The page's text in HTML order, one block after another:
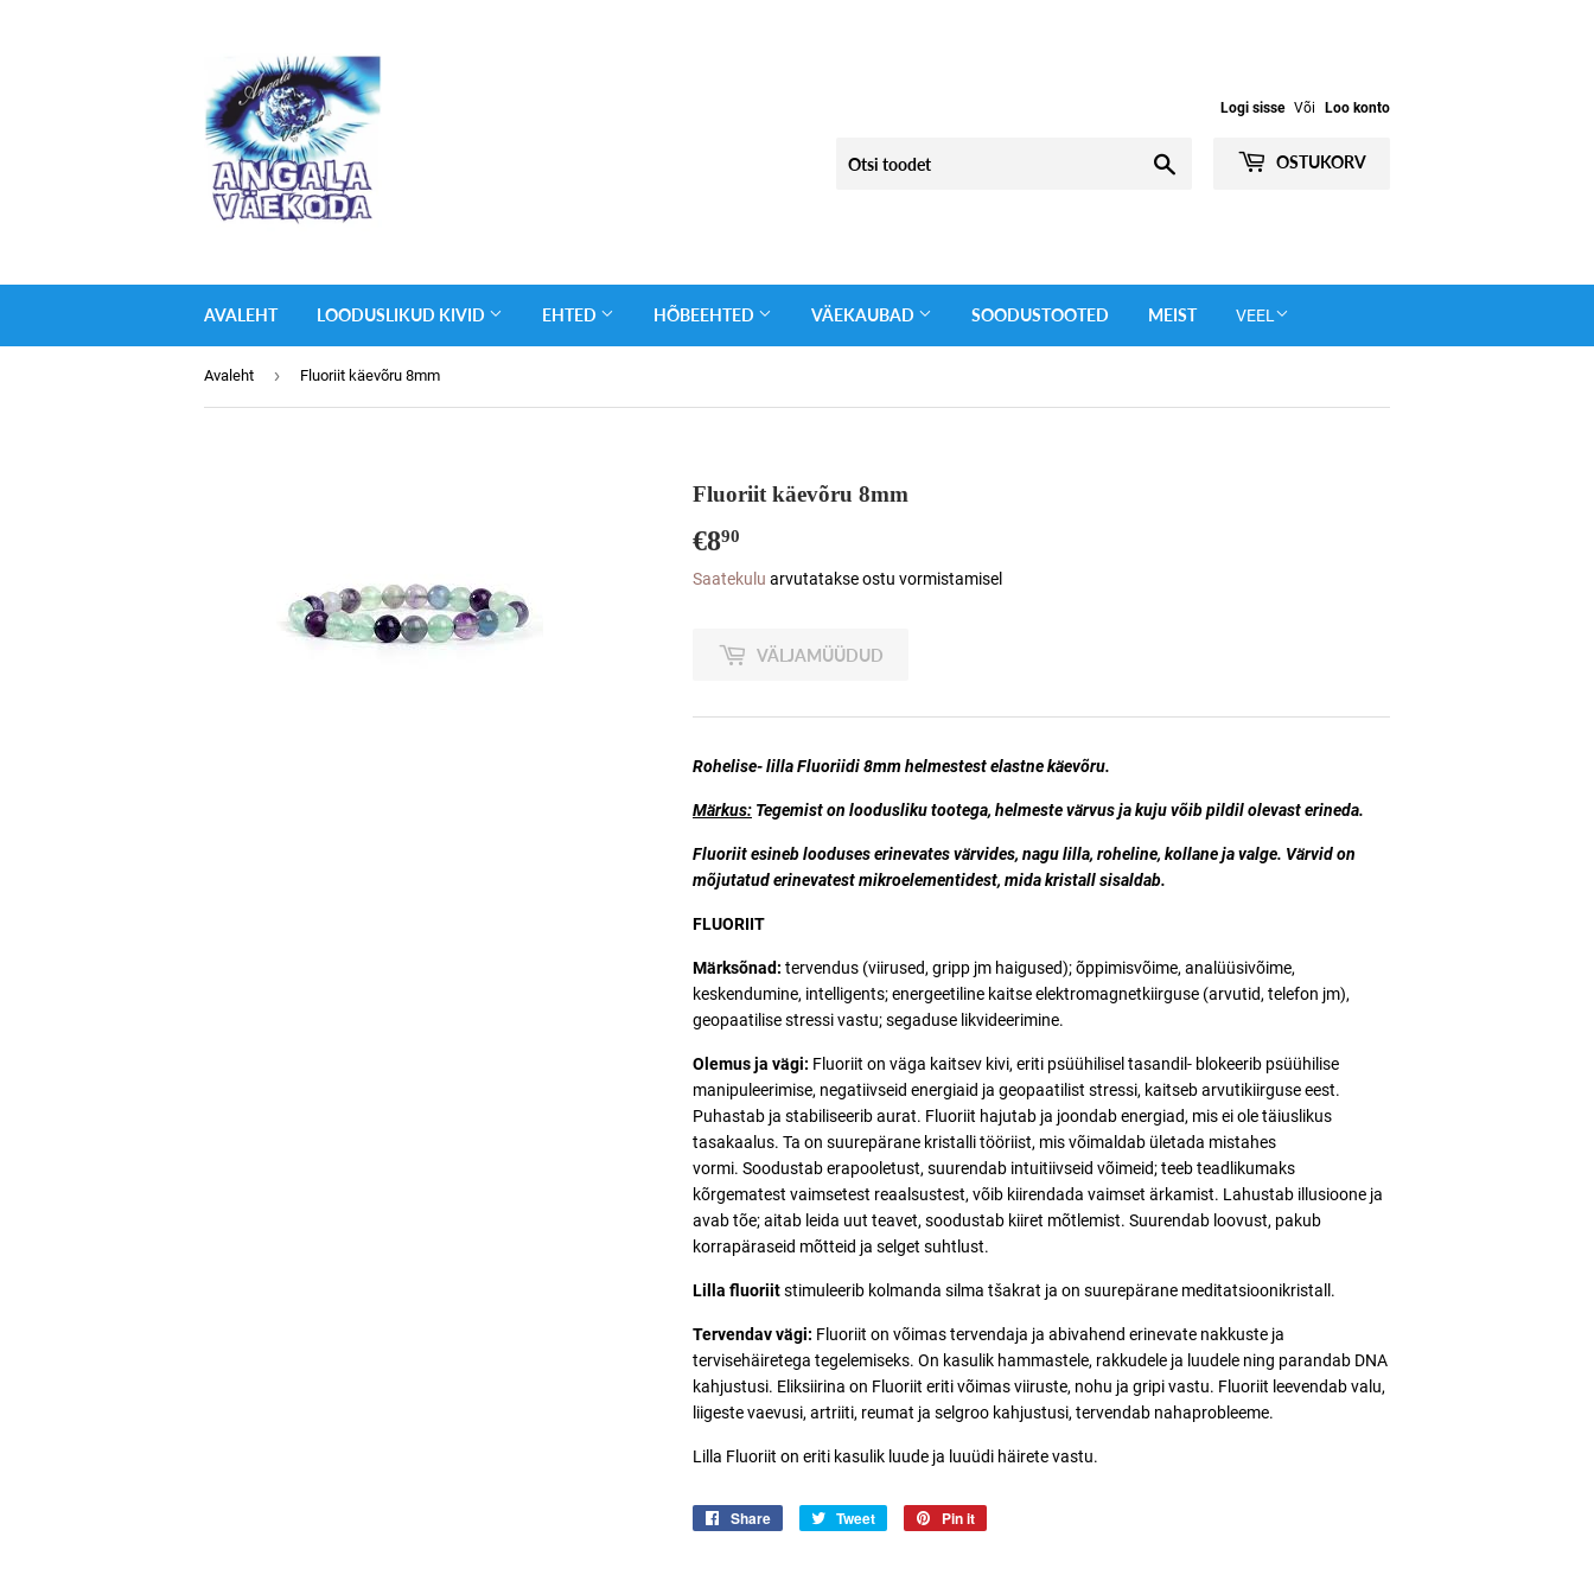
Logi sisse Või Loo konto
OSTUKORV
AVALEHT LOODUSLIKUD KIVID EHTED HÕBEEHTED VÄEKAUBAD SOODUSTOOTED MEIST VEEL
Avaleht › Fluoriit käevõru 8mm
Fluoriit käevõru 8mm
€890
Saatekulu arvutatakse ostu vormistamisel
VÄLJAMÜÜDUD
Rohelise- lilla Fluoriidi 8mm helmestestelastne käevõru.
Märkus: Tegemist on loodusliku tootega, helmeste värvus ja kuju võib pildil olevast erineda.
Fluoriitesineb looduses erinevates värvides, nagu lilla, roheline, kollane ja valge. Värvid on
mõjutatud erinevatest mikroelementidest, mida kristall sisaldab.
FLUORIIT
Märksõnad: tervendus (viirused, gripp jm haigused); õppimisvõime, analüüsivõime,
keskendumine, intelligents; energeetiline kaitse elektromagnetkiirguse (arvutid, telefon jm),
geopaatilise stressi vastu; segaduse likvideerimine.
Olemus ja vägi: Fluoriit on väga kaitsev kivi, eriti psüühilisel tasandil- blokeerib psüühilise
manipuleerimise, negatiivseid energiaid ja geopaatilist stressi, kaitseb arvutikiirguse eest.
Puhastab ja stabiliseerib aurat. Fluoriit hajutab ja joondab energiad, mis ei ole täiuslikus
tasakaalus. Ta on suurepärane kristalli tööriist, mis võimaldab ületada mistahes
vormi. Soodustab erapooletust, suurendab intuitiivseid võimeid; teeb teadlikumaks
kõrgematest vaimsetest reaalsustest, võib kiirendada vaimset ärkamist. Lahustab illusioone ja
avab tõe; aitab leida uut teavet, soodustab kiiret mõtlemist. Suurendab loovust, pakub
korrapäraseid mõtteid ja selget suhtlust.
Lilla fluoriitstimuleerib kolmanda silma tšakrat ja on suurepärane meditatsioonikristall.
Tervendav vägi: Fluoriit on võimas tervendaja ja abivahend erinevate nakkuste ja
tervisehäiretega tegelemiseks. On kasulik hammastele, rakkudele ja luudele ning parandab DNA
kahjustusi. Eliksiirina on Fluoriit eriti võimas viiruste, nohu ja gripi vastu. Fluoriit leevendab valu,
liigeste vaevusi, artriiti, reumat ja selgroo kahjustusi, tervendab nahaprobleeme.
Lilla Fluoriit on eriti kasulik luude ja luuüdi häirete vastu.
Share
Jaga
Tweet
Jaga
Pin it